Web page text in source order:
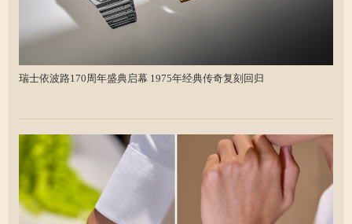
瑞士依波路170周年盛典启幕 1975年经典传奇复刻回归